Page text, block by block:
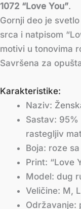
1072 “Love You”.
Gornji deo je
srca i natpisom
motivi u tonovima
Savršena za
Karakteristike:
Naziv:
Sastav:
rastegljiv
Boja: roze
Print: “Love
Model: dug
Veličine: M,
Održavanje: